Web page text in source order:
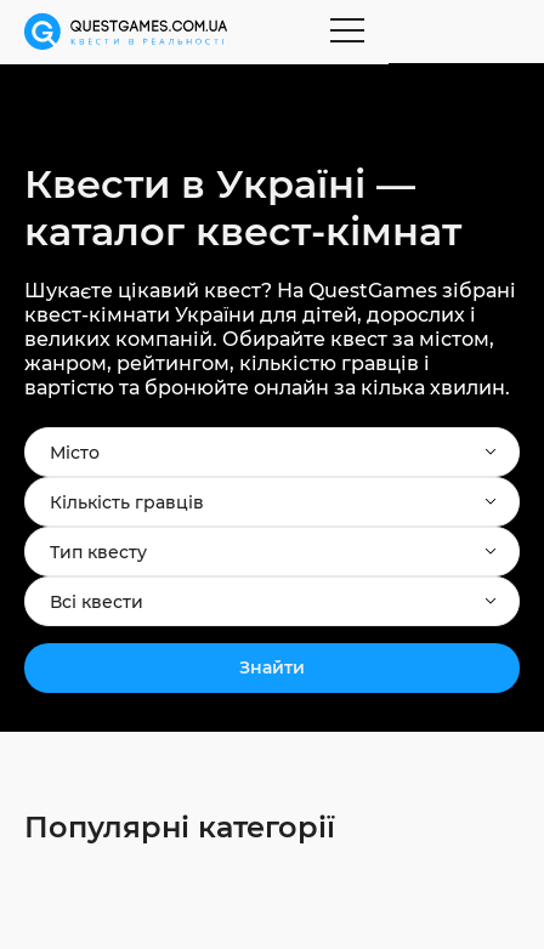
Квести в Україні —
каталог квест-кімнат
Шукаєте цікавий квест? На QuestGames зібрані
квест-кімнати України для дітей, дорослих і
великих компаній. Обирайте квест за містом,
жанром, рейтингом, кількістю гравців і
вартістю та бронюйте онлайн за кілька хвилин.
Місто
Кількість гравців
Тип квесту
Всі квести
Знайти
Популярні категорії